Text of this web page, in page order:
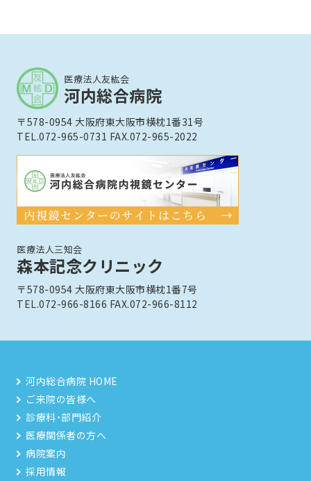
医療法人友紘会
河内総合病院
〒578-0954 大阪府東大阪市横枕1番31号
TEL.072-965-0731 FAX.072-965-2022
医療法人三知会
森本記念クリニック
〒578-0954 大阪府東大阪市横枕1番7号
TEL.072-966-8166 FAX.072-966-8112
河内総合病院 HOME
ご来院の皆様へ
診療科・部門紹介
医療関係者の方へ
病院案内
採用情報